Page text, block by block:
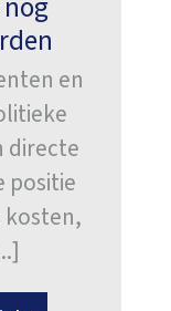
en
directe
positie
kosten,